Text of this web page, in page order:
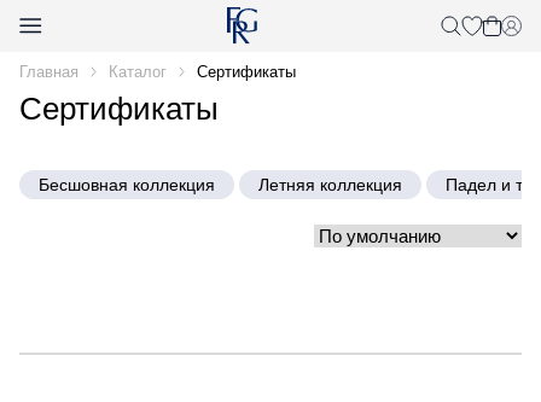
Главная Каталог Сертификаты
Сертификаты
Бесшовная коллекция Летняя коллекция Падел и